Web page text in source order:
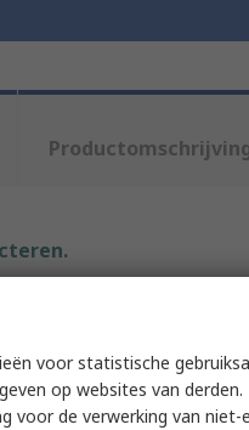
Shield
voor statistische
op websites van derden.
voor de verwerking van niet-